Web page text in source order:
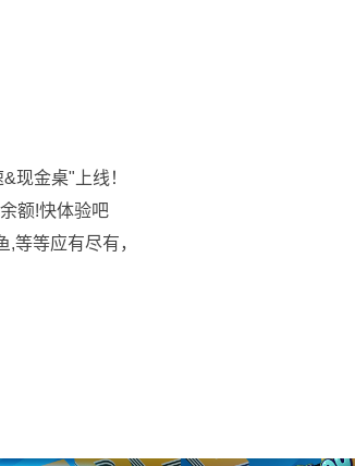
现金桌"上线！
额!快体验吧
等等应有尽有，